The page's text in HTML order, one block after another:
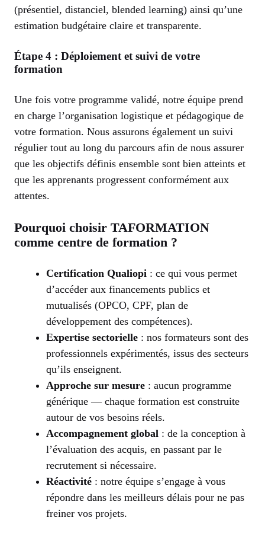
(présentiel, distanciel, blended learning) ainsi qu’une
estimation budgétaire claire et transparente.
Étape 4 : Déploiement et suivi de votre
formation
Une fois votre programme validé, notre équipe prend
en charge l’organisation logistique et pédagogique de
votre formation. Nous assurons également un suivi
régulier tout au long du parcours afin de nous assurer
que les objectifs définis ensemble sont bien atteints et
que les apprenants progressent conformément aux
attentes.
Pourquoi choisir TAFORMATION
comme centre de formation ?
Certification Qualiopi : ce qui vous permet
d’accéder aux financements publics et
mutualisés (OPCO, CPF, plan de
développement des compétences).
Expertise sectorielle : nos formateurs sont des
professionnels expérimentés, issus des secteurs
qu’ils enseignent.
Approche sur mesure : aucun programme
générique — chaque formation est construite
autour de vos besoins réels.
Accompagnement global : de la conception à
l’évaluation des acquis, en passant par le
recrutement si nécessaire.
Réactivité : notre équipe s’engage à vous
répondre dans les meilleurs délais pour ne pas
freiner vos projets.